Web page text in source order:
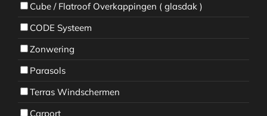
Cube / Flatroof Overkappingen ( glasdak )
CODE Systeem
Zonwering
Parasols
Terras Windschermen
Carport